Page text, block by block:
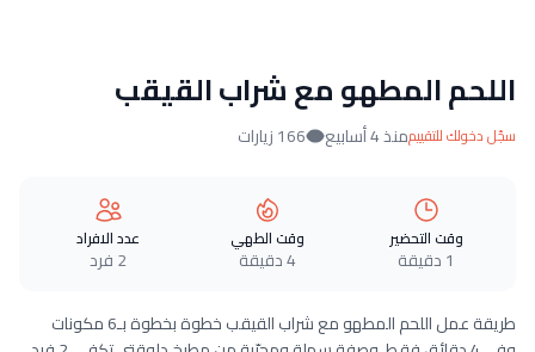
اللحم المطهو مع شراب القيقب
سجّل دخولك للتقييممنذ 4 أسابيع 166 زيارات
وقت التحضير
1 دقيقة
وقت الطهي
4 دقيقة
عدد الافراد
2 فرد
طريقة عمل اللحم المطهو مع شراب القيقب خطوة بخطوة بـ6 مكونات